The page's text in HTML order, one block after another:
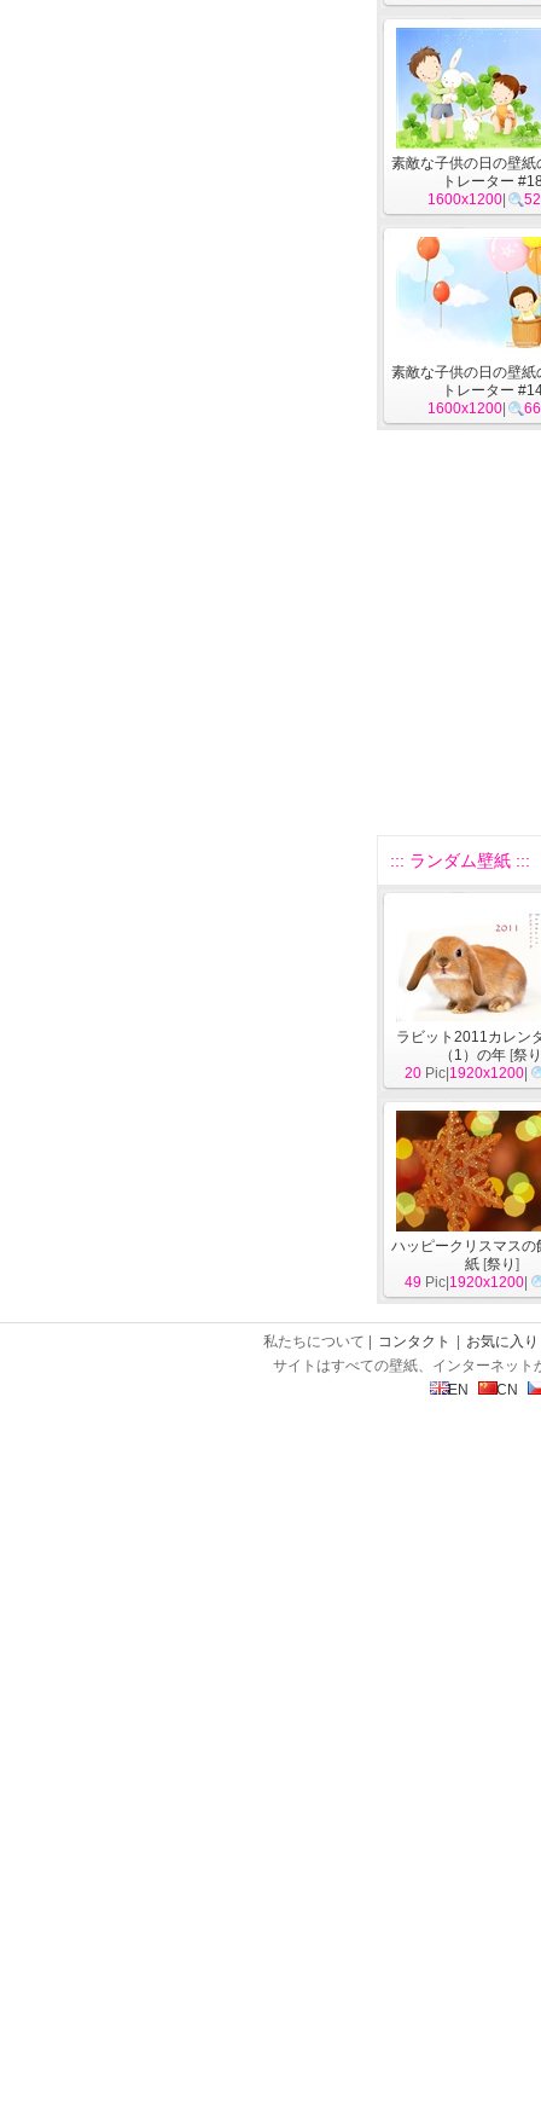
素敵な子供の日の壁紙
トレーター
1600x1200
素敵な子供の日の壁紙
トレーター
1600x1200
::: ランダム壁紙 :::
ラビット2011カレン
（1）の年 [祭り
20 Pic| 1920x1200
ハッピークリスマスの
紙 [祭り]
49 Pic| 1920x1200
私たちについて | コンタクト
お気に入り
サイトはすべての壁紙、インターネッ
EN
CN